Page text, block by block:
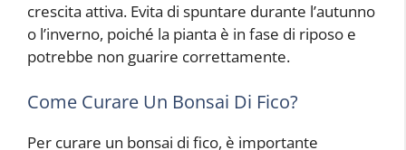
crescita attiva. Evita di spuntare durante l’autunno
o l’inverno, poiché la pianta è in fase di riposo e
potrebbe non guarire correttamente.
Come Curare Un Bonsai Di Fico?
Per curare un bonsai di fico, è importante